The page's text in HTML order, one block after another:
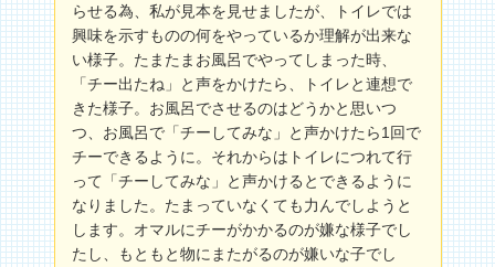
らせる為、私が見本を見せましたが、トイレでは
興味を示すものの何をやっているか理解が出来な
い様子。たまたまお風呂でやってしまった時、
「チー出たね」と声をかけたら、トイレと連想で
きた様子。お風呂でさせるのはどうかと思いつ
つ、お風呂で「チーしてみな」と声かけたら1回で
チーできるように。それからはトイレにつれて行
って「チーしてみな」と声かけるとできるように
なりました。たまっていなくても力んでしようと
します。オマルにチーがかかるのが嫌な様子でし
たし、もともと物にまたがるのが嫌いな子でし